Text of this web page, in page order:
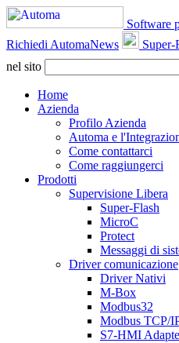
Software
Richiedi AutomaNews
Super-
nel sito
Home
Azienda
Profilo Azienda
Automa e
Come contattarci
Come raggiungerci
Prodotti
Supervisione Libera
Super-Flash
MicroC
Protect
Messaggi di
Driver comunicazione
Driver Nativi
M-Box
Modbus32
Modbus TCP/
S7-HMI